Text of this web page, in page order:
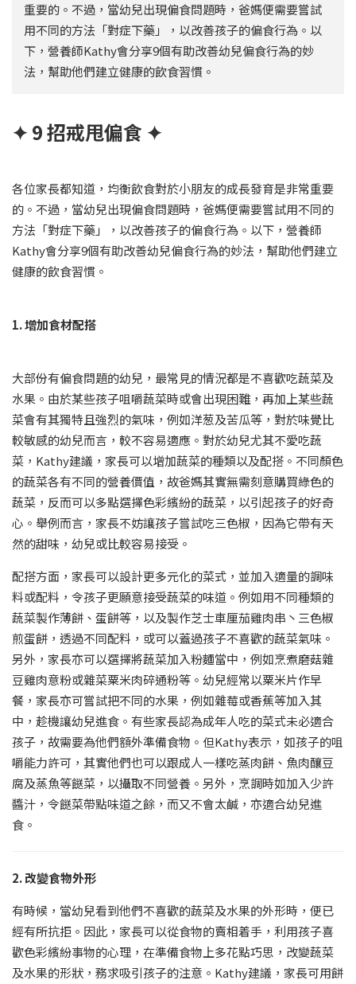
重要的。不過，當幼兒出現偏食問題時，爸媽便需要嘗試
用不同的方法「對症下藥」，以改善孩子的偏食行為。以
下，營養師Kathy會分享9個有助改善幼兒偏食行為的妙
法，幫助他們建立健康的飲食習慣。
✦ 9 招戒甩偏食 ✦
各位家長都知道，均衡飲食對於小朋友的成長發育是非常重要
的。不過，當幼兒出現偏食問題時，爸媽便需要嘗試用不同的
方法「對症下藥」，以改善孩子的偏食行為。以下，營養師
Kathy會分享9個有助改善幼兒偏食行為的妙法，幫助他們建立
健康的飲食習慣。
1. 增加食材配搭
大部份有偏食問題的幼兒，最常見的情況都是不喜歡吃蔬菜及
水果。由於某些孩子咀嚼蔬菜時或會出現困難，再加上某些蔬
菜會有其獨特且強烈的氣味，例如洋葱及苦瓜等，對於味覺比
較敏感的幼兒而言，較不容易適應。對於幼兒尤其不愛吃蔬
菜，Kathy建議，家長可以增加蔬菜的種類以及配搭。不同顏色
的蔬菜各有不同的營養價值，故爸媽其實無需刻意購買綠色的
蔬菜，反而可以多點選擇色彩繽紛的蔬菜，以引起孩子的好奇
心。舉例而言，家長不妨讓孩子嘗試吃三色椒，因為它帶有天
然的甜味，幼兒或比較容易接受。
配搭方面，家長可以設計更多元化的菜式，並加入適量的調味
料或配料，令孩子更願意接受蔬菜的味道。例如用不同種類的
蔬菜製作薄餅、蛋餅等，以及製作芝士車厘茄雞肉串丶三色椒
煎蛋餅，透過不同配料，或可以蓋過孩子不喜歡的蔬菜氣味。
另外，家長亦可以選擇將蔬菜加入粉麵當中，例如烹煮磨菇雜
豆雞肉意粉或雜菜粟米肉碎通粉等。幼兒經常以粟米片作早
餐，家長亦可嘗試把不同的水果，例如雜莓或香蕉等加入其
中，趁機讓幼兒進食。有些家長認為成年人吃的菜式未必適合
孩子，故需要為他們額外準備食物。但Kathy表示，如孩子的咀
嚼能力許可，其實他們也可以跟成人一樣吃蒸肉餅、魚肉釀豆
腐及蒸魚等餸菜，以攝取不同營養。另外，烹調時如加入少許
醬汁，令餸菜帶點味道之餘，而又不會太鹹，亦適合幼兒進
食。
2. 改變食物外形
有時候，當幼兒看到他們不喜歡的蔬菜及水果的外形時，便已
經有所抗拒。因此，家長可以從食物的賣相着手，利用孩子喜
歡色彩繽紛事物的心理，在準備食物上多花點巧思，改變蔬菜
及水果的形狀，務求吸引孩子的注意。Kathy建議，家長可用餅